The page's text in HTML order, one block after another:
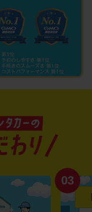
03